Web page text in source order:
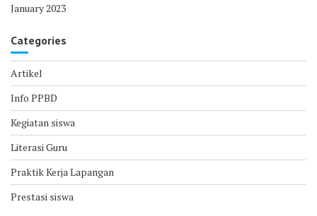
January 2023
Categories
Artikel
Info PPBD
Kegiatan siswa
Literasi Guru
Praktik Kerja Lapangan
Prestasi siswa